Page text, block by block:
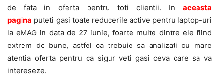
de fata in oferta pentru toti clientii. In aceasta
pagina puteti gasi toate reducerile active pentru laptop-uri
la eMAG in data de 27 iunie, foarte multe dintre ele fiind
extrem de bune, astfel ca trebuie sa analizati cu mare
atentia oferta pentru ca sigur veti gasi ceva care sa va
intereseze.